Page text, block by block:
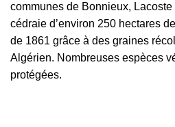
communes de Bonnieux,
cédraie d’environ 250 hectares
de 1861 grâce à des graines
Algérien. Nombreuses espèces
protégées.